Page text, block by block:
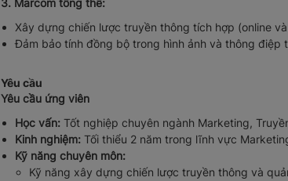
3. Marcom tổng thể:
Xây dựng chiến lược truyền thông tích hợp (online
Đảm bảo tính đồng bộ trong hình ảnh và thông điệp
Yêu cầu
Yêu cầu ứng viên
Học vấn: Tốt nghiệp chuyên ngành Marketing,
Kinh nghiệm: Tối thiểu 2 năm trong lĩnh vực
Kỹ năng chuyên môn:
Kỹ năng xây dựng chiến lược truyền thông và